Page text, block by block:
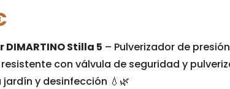
Stilla 5 – Pulverizador de presión
con válvula de seguridad y
y desinfección 💧🌿